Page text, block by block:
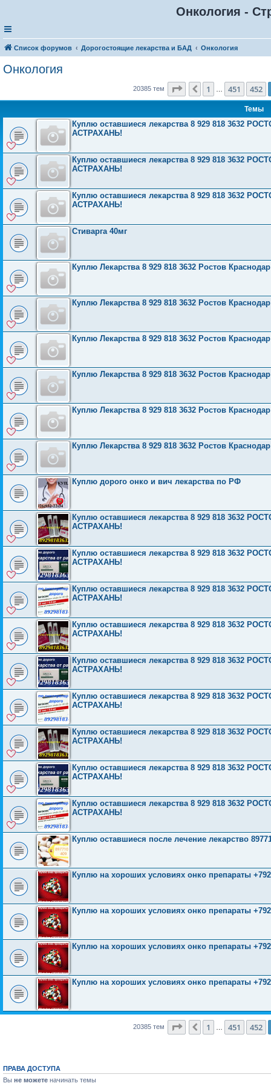
Онкология -
Список форумов Дорогостоящие лекарства и БАД Онкология
Онкология
20385 тем Страница 453из 816
Пред.
1 451 452
Темы
Куплю оставшиеся лекарства 8 929 818 3632
АСТРАХАНЬ!
Куплю оставшиеся лекарства 8 929 818 3632
АСТРАХАНЬ!
Куплю оставшиеся лекарства 8 929 818 3632
АСТРАХАНЬ!
Стиварга 40мг
Куплю Лекарства 8 929 818 3632 Ростов
Куплю Лекарства 8 929 818 3632 Ростов
Куплю Лекарства 8 929 818 3632 Ростов
Куплю Лекарства 8 929 818 3632 Ростов
Куплю Лекарства 8 929 818 3632 Ростов
Куплю Лекарства 8 929 818 3632 Ростов
Куплю дорого онко и вич лекарства по РФ
Куплю оставшиеся лекарства 8 929 818 3632
АСТРАХАНЬ!
Куплю оставшиеся лекарства 8 929 818 3632
АСТРАХАНЬ!
Куплю оставшиеся лекарства 8 929 818 3632
АСТРАХАНЬ!
Куплю оставшиеся лекарства 8 929 818 3632
АСТРАХАНЬ!
Куплю оставшиеся лекарства 8 929 818 3632
АСТРАХАНЬ!
Куплю оставшиеся лекарства 8 929 818 3632
АСТРАХАНЬ!
Куплю оставшиеся лекарства 8 929 818 3632
АСТРАХАНЬ!
Куплю оставшиеся лекарства 8 929 818 3632
АСТРАХАНЬ!
Куплю оставшиеся лекарства 8 929 818 3632
АСТРАХАНЬ!
Куплю оставшиеся после лечение лекарство
Куплю на хороших условиях онко препараты
Куплю на хороших условиях онко препараты
Куплю на хороших условиях онко препараты
Куплю на хороших условиях онко препараты
20385 тем Страница 453из 816
Пред.
1 451 452
ПРАВА ДОСТУПА
Вы не можете начинать темы